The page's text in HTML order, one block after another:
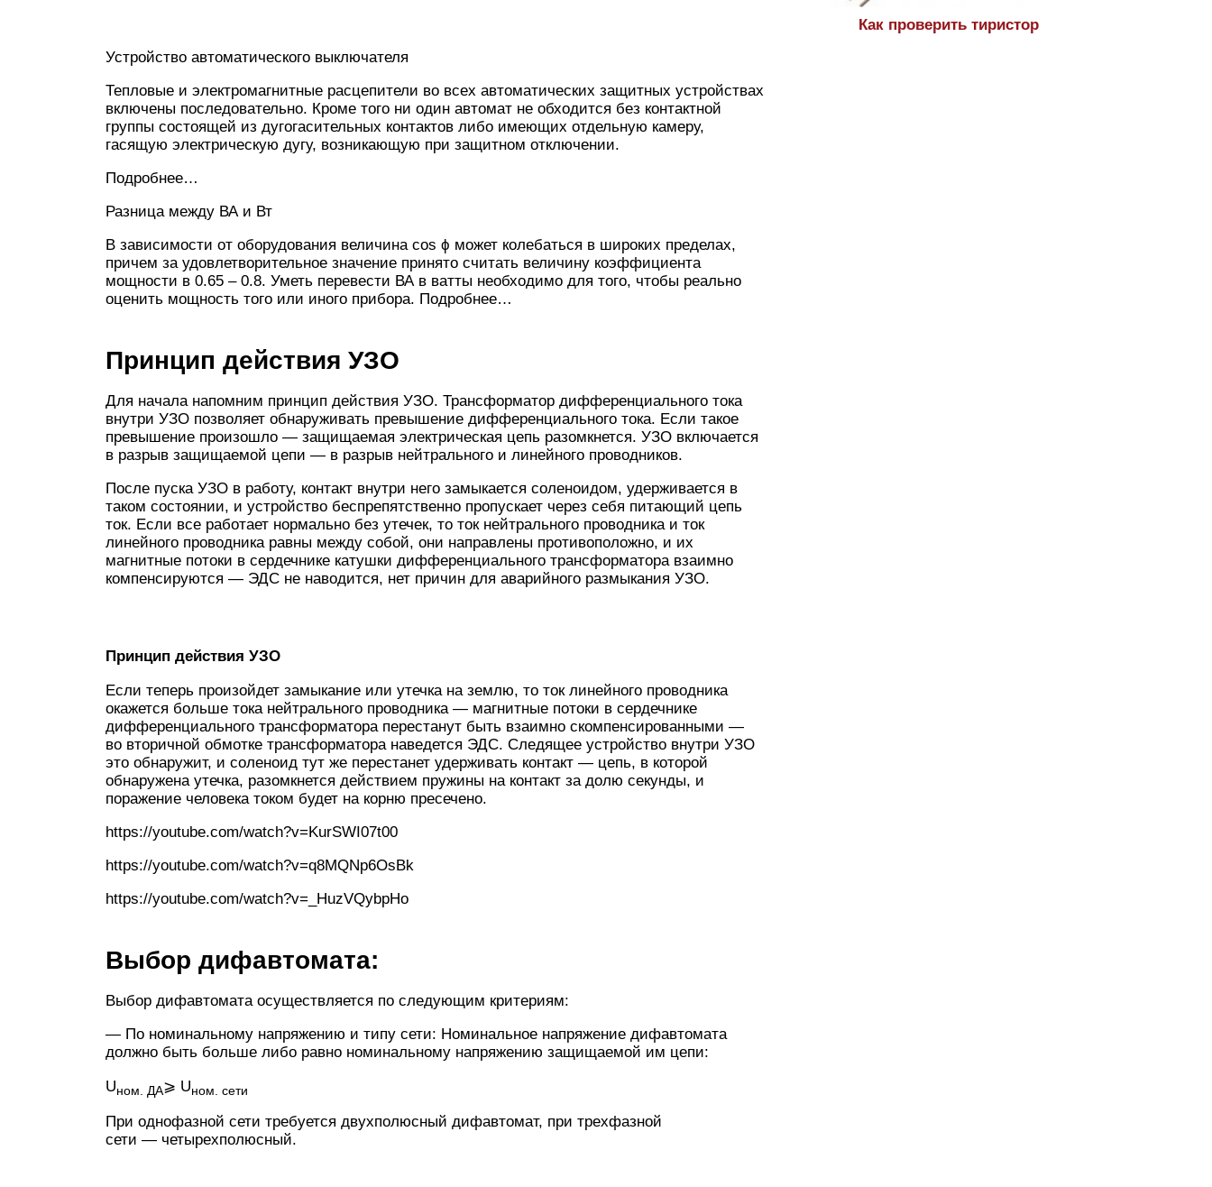
Устройство автоматического выключателя
Тепловые и электромагнитные расцепители во всех автоматических защитных устройствах
включены последовательно. Кроме того ни один автомат не обходится без контактной
группы состоящей из дугогасительных контактов либо имеющих отдельную камеру,
гасящую электрическую дугу, возникающую при защитном отключении.
Подробнее…
Разница между ВА и Вт
В зависимости от оборудования величина cos ϕ может колебаться в широких пределах,
причем за удовлетворительное значение принято считать величину коэффициента
мощности в 0.65 – 0.8. Уметь перевести ВА в ватты необходимо для того, чтобы реально
оценить мощность того или иного прибора. Подробнее…
Принцип действия УЗО
Для начала напомним принцип действия УЗО. Трансформатор дифференциального тока
внутри УЗО позволяет обнаруживать превышение дифференциального тока. Если такое
превышение произошло — защищаемая электрическая цепь разомкнется. УЗО включается
в разрыв защищаемой цепи — в разрыв нейтрального и линейного проводников.
После пуска УЗО в работу, контакт внутри него замыкается соленоидом, удерживается в
таком состоянии, и устройство беспрепятственно пропускает через себя питающий цепь
ток. Если все работает нормально без утечек, то ток нейтрального проводника и ток
линейного проводника равны между собой, они направлены противоположно, и их
магнитные потоки в сердечнике катушки дифференциального трансформатора взаимно
компенсируются — ЭДС не наводится, нет причин для аварийного размыкания УЗО.
Принцип действия УЗО
Если теперь произойдет замыкание или утечка на землю, то ток линейного проводника
окажется больше тока нейтрального проводника — магнитные потоки в сердечнике
дифференциального трансформатора перестанут быть взаимно скомпенсированными —
во вторичной обмотке трансформатора наведется ЭДС. Следящее устройство внутри УЗО
это обнаружит, и соленоид тут же перестанет удерживать контакт — цепь, в которой
обнаружена утечка, разомкнется действием пружины на контакт за долю секунды, и
поражение человека током будет на корню пресечено.
https://youtube.com/watch?v=KurSWI07t00
https://youtube.com/watch?v=q8MQNp6OsBk
https://youtube.com/watch?v=_HuzVQybpHo
Выбор дифавтомата:
Выбор дифавтомата осуществляется по следующим критериям:
— По номинальному напряжению и типу сети: Номинальное напряжение дифавтомата
должно быть больше либо равно номинальному напряжению защищаемой им цепи:
Uном. ДА⩾ Uном. сети
При однофазной сети требуется двухполюсный дифавтомат, при трехфазной
сети — четырехполюсный.
Как проверить тиристор